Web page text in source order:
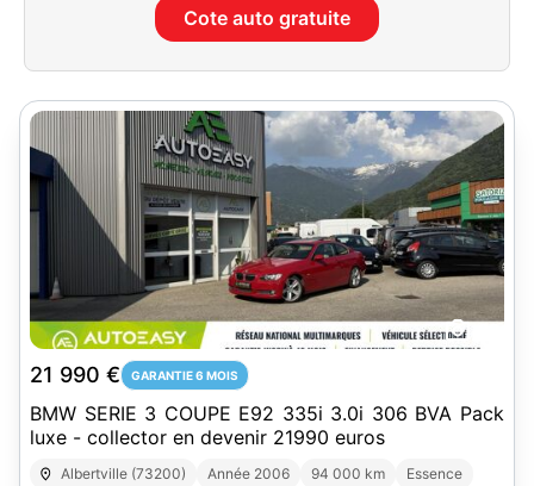
Cote auto gratuite
21 990 € GARANTIE 6 MOIS
BMW SERIE 3 COUPE E92 335i 3.0i 306 BVA Pack
luxe - collector en devenir 21990 euros
Albertville (73200) Année 2006 94 000 km Essence